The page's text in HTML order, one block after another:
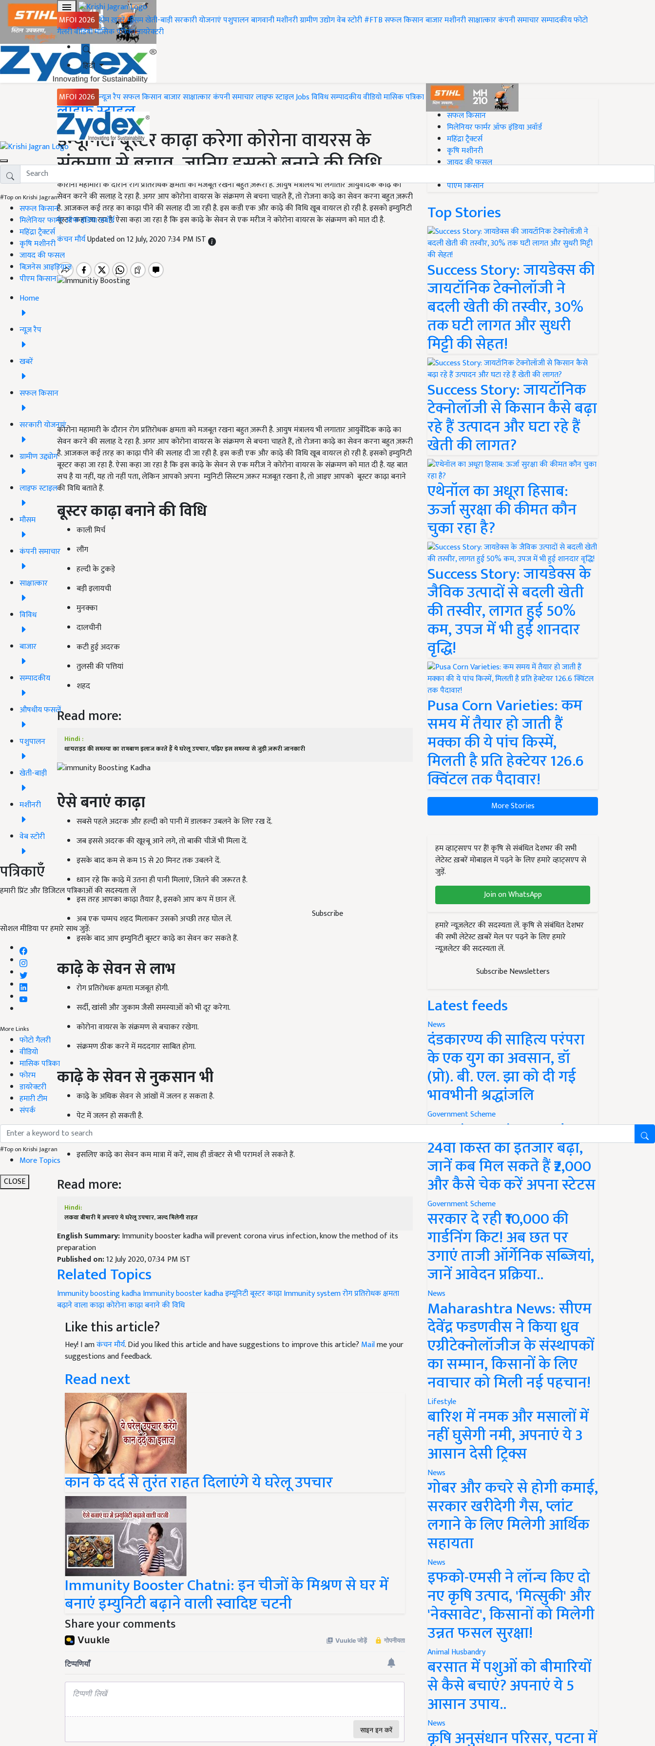
MFOI 2026 होमख़बरेंमौसमखेती-बाड़ीसरकारी योजनाएंपशुपालनबागवानीमशीनरीग्रामीण उद्योगवेब स्टोरी#FTBसफल किसानबाजारमशीनरीसाक्षात्कारकंपनी समाचारसम्पादकीयफोटो
गैलरीवीडियोमासिक पत्रिकाडायरेक्टरी
हिंदी
MFOI 2026 न्यूज़ रैपसफल किसानबाजारसाक्षात्कारकंपनी समाचारलाइफ स्टाइलJobsविविधसम्पादकीयवीडियोमासिक पत्रिका
#Top on Krishi Jagran
सफल किसान
मिलेनियर फार्मर ऑफ इंडिया अवॉर्ड
महिंद्रा ट्रैक्टर्स
कृषि मशीनरी
जायद की फसल
बिज़नेस आइडियाज
पीएम किसान
Home
न्यूज़ रैप
खबरें
सफल किसान
सरकारी योजनाएं
ग्रामीण उद्द्योग
लाइफ स्टाइल
मौसम
कंपनी समाचार
साक्षात्कार
विविध
बाजार
सम्पादकीय
औषधीय फसलें
पशुपालन
खेती-बाड़ी
मशीनरी
वेब स्टोरी
पत्रिकाएँ
हमारी प्रिंट और डिजिटल पत्रिकाओं की सदस्यता लें
Subscribe
सोशल मीडिया पर हमारे साथ जुड़ें:
More Links
फोटो गैलरी
वीडियो
मासिक पत्रिका
फोरम
डायरेक्टरी
हमारी टीम
संपर्क
#Top on Krishi Jagran
More Topics
CLOSE
Home
लाइफ स्टाइल
इम्यूनिटी बूस्टर काढ़ा करेगा कोरोना वायरस के
संक्रमण से बचाव, जानिए इसको बनाने की विधि
कोरोना महामारी के दौरान रोग प्रतिरोधक क्षमता को मजबूत रखना बहुत ज़रूरी है. आयुष मंत्रालय भी लगातार आयुर्वेदिक काढ़े का
सेवन करने की सलाह दे रहा है. अगर आप कोरोना वायरस के संक्रमण से बचना चाहते हैं, तो रोजना काढ़े का सेवन करना बहुत ज़रूरी
है. आजकल कई तरह का काढ़ा पीने की सलाह दी जा रही है. इस कडी एक और काढ़े की विधि खूब वायरल हो रही है. इसको इम्युनिटी
बूस्टर कहा जा रहा है. ऐसा कहा जा रहा है कि इस काढ़े के सेवन से एक मरीज ने कोरोना वायरस के संक्रमण को मात दी है.
कंचन मौर्यUpdated on 12 July, 2020 7:34 PM IST
कोरोना महामारी के दौरान रोग प्रतिरोधक क्षमता को मजबूत रखना बहुत ज़रूरी है. आयुष मंत्रालय भी लगातार आयुर्वेदिक काढ़े का
सेवन करने की सलाह दे रहा है. अगर आप कोरोना वायरस के संक्रमण से बचना चाहते हैं, तो रोजना काढ़े का सेवन करना बहुत ज़रूरी
है. आजकल कई तरह का काढ़ा पीने की सलाह दी जा रही है. इस कडी एक और काढ़े की विधि खूब वायरल हो रही है. इसको इम्युनिटी
बूस्टर कहा जा रहा है. ऐसा कहा जा रहा है कि इस काढ़े के सेवन से एक मरीज ने कोरोना वायरस के संक्रमण को मात दी है. यह बात
सच है या नहीं, यह तो नहीं पता, लेकिन आपको अपना म्युनिटी सिस्टम ज़रूर मजबूत रखना है, तो आइए आपको बूस्टर काढ़ा बनाने
की विधि बताते हैं.
बूस्टर काढ़ा बनाने की विधि
काली मिर्च
लौंग
हल्दी के टुकड़े
बड़ी इलायची
मुनक्का
दालचीनी
कटी हुई अदरक
तुलसी की पत्तियां
शहद
Read more:
Hindi :
थायराइड की समस्या का रामबाण इलाज करते हैं ये घरेलू उपचार, पढ़िए इस समस्या से जुड़ी ज़रूरी जानकारी
ऐसे बनाएं काढ़ा
सबसे पहले अदरक और हल्दी को पानी में डालकर उबलने के लिए रख दें.
जब इससे अदरक की खूश्बू आने लगे, तो बाकी चीजें भी मिला दें.
इसके बाद कम से कम 15 से 20 मिनट तक उबलने दें.
ध्यान रहे कि काढ़े में उतना ही पानी मिलाएं, जितने की जरूरत है.
इस तरह आपका काढ़ा तैयार है, इसको आप कप में छान लें.
अब एक चम्मच शहद मिलाकर उसको अच्छी तरह घोल लें.
इसके बाद आप इम्युनिटी बूस्टर काढ़े का सेवन कर सकते हैं.
काढ़े के सेवन से लाभ
रोग प्रतिरोधक क्षमता मजबूत होगी.
सर्दी, खांसी और जुकाम जैसी समस्याओं को भी दूर करेगा.
कोरोना वायरस के संक्रमण से बचाकर रखेगा.
संक्रमण ठीक करने में मददगार साबित होगा.
काढ़े के सेवन से नुकसान भी
काढ़े के अधिक सेवन से आंखों में जलन ह सकता है.
पेट में जलन हो सकती है.
मुंह में छाले पड़ सकते हैं.
इसलिए काढ़े का सेवन कम मात्रा में करें, साथ ही डॉक्टर से भी परामर्श ले सकते हैं.
Read more:
Hindi:
लकवा बीमारी में अपनाएं ये घरेलू उपचार, जल्द मिलेगी राहत
English Summary:Immunity booster kadha will prevent corona virus infection, know the method of its
preparation
Published on:12 July 2020, 07:34 PM IST
Related Topics
Immunity boosting kadhaImmunity booster kadhaइम्यूनिटी बूस्टर काढ़ाImmunity systemरोग प्रतिरोधक क्षमता
बढ़ाने वाला काढ़ाकोरोना काढ़ा बनाने की विधि
Like this article?
Hey! I amकंचन मौर्य. Did you liked this article and have suggestions to improve this article? Mailme your
suggestions and feedback.
Read next
कान के दर्द से तुरंत राहत दिलाएंगे ये घरेलू उपचार
Immunity Booster Chatni: इन चीजों के मिश्रण से घर में
बनाएं इम्युनिटी बढ़ाने वाली स्वादिष्ट चटनी
Share your comments
#Top on Krishi Jagran
सफल किसान
मिलेनियर फार्मर ऑफ इंडिया अवॉर्ड
महिंद्रा ट्रैक्टर्स
कृषि मशीनरी
जायद की फसल
पीएम किसान
Top Stories
Success Story: जायडेक्स की
जायटॉनिक टेक्नोलॉजी ने
बदली खेती की तस्वीर, 30%
तक घटी लागत और सुधरी
मिट्टी की सेहत!
Success Story: जायटॉनिक
टेक्नोलॉजी से किसान कैसे बढ़ा
रहे हैं उत्पादन और घटा रहे हैं
खेती की लागत?
एथेनॉल का अधूरा हिसाब:
ऊर्जा सुरक्षा की कीमत कौन
चुका रहा है?
Success Story: जायडेक्स के
जैविक उत्पादों से बदली खेती
की तस्वीर, लागत हुई 50%
कम, उपज में भी हुई शानदार
वृद्धि!
Pusa Corn Varieties: कम
समय में तैयार हो जाती हैं
मक्का की ये पांच किस्में,
मिलती है प्रति हेक्टेयर 126.6
क्विंटल तक पैदावार!
More Stories
हम व्हाट्सएप पर हैं! कृषि से संबंधित देशभर की सभी
लेटेस्ट ख़बरें मोबाइल में पढ़ने के लिए हमारे व्हाट्सएप से
जुड़ें.
Join on WhatsApp
हमारे न्यूज़लेटर की सदस्यता लें. कृषि से संबंधित देशभर
की सभी लेटेस्ट ख़बरें मेल पर पढ़ने के लिए हमारे
न्यूज़लेटर की सदस्यता लें.
Subscribe Newsletters
Latest feeds
News
दंडकारण्य की साहित्य परंपरा
के एक युग का अवसान, डॉ
(प्रो). बी. एल. झा को दी गई
भावभीनी श्रद्धांजलि
Government Scheme
PM Kisan Yojana Update:
24वीं किस्त का इंतजार बढ़ा,
जानें कब मिल सकते हैं ₹2,000
और कैसे चेक करें अपना स्टेटस
Government Scheme
सरकार दे रही ₹10,000 की
गार्डनिंग किट! अब छत पर
उगाएं ताजी ऑर्गेनिक सब्जियां,
जानें आवेदन प्रक्रिया..
News
Maharashtra News: सीएम
देवेंद्र फडणवीस ने किया ध्रुव
एग्रीटेक्नोलॉजीज के संस्थापकों
का सम्मान, किसानों के लिए
नवाचार को मिली नई पहचान!
Lifestyle
बारिश में नमक और मसालों में
नहीं घुसेगी नमी, अपनाएं ये 3
आसान देसी ट्रिक्स
News
गोबर और कचरे से होगी कमाई,
सरकार खरीदेगी गैस, प्लांट
लगाने के लिए मिलेगी आर्थिक
सहायता
News
इफको-एमसी ने लॉन्च किए दो
नए कृषि उत्पाद, 'मित्सुकी' और
'नेक्सावेट', किसानों को मिलेगी
उन्नत फसल सुरक्षा!
Animal Husbandry
बरसात में पशुओं को बीमारियों
से कैसे बचाएं? अपनाएं ये 5
आसान उपाय..
News
कृषि अनुसंधान परिसर, पटना में